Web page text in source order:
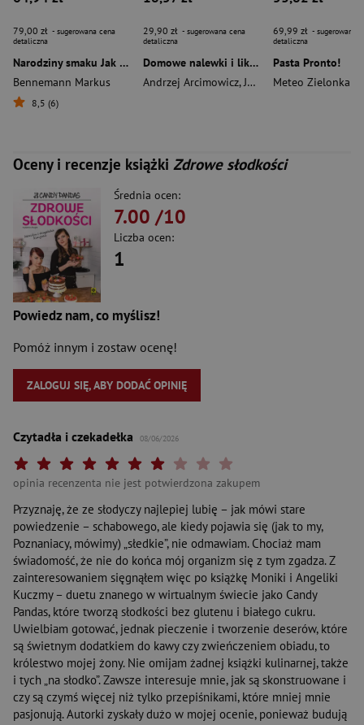
79,00 zł - sugerowana cena
detaliczna
Narodziny smaku Jak natura stworzyła nasze ulubione potrawy i używki
Bennemann Markus
8,5 (6)
29,90 zł - sugerowana cena
detaliczna
Domowe nalewki i likiery
Andrzej Arcimowicz,Józef Barecki
69,99 zł - sugerowana
detaliczna
Pasta Pronto!
Meteo Zielonka
Oceny i recenzje książki Zdrowe słodkości
Średnia ocen:
7.00 /10
Liczba ocen:
1
Powiedz nam, co myślisz!
Pomóż innym i zostaw ocenę!
ZALOGUJ SIĘ, ABY DODAĆ OPINIĘ
Czytadła i czekadełka 08/06/2026
Twoja ocena: Arcydzieło
Twoja ocena: Wybitna 9/10"
Twoja ocena: Rewelacyjna 8/10"
Twoja ocena: Bardzo dobra 7/10"
Twoja ocena: Dobra 6/10"
Twoja ocena: Przeciętna 5/10"
Twoja ocena: Może być 4/10"
Twoja ocena: Słaba 3/10"
Twoja ocena: Bardzo słaba 2/10"
Twoja ocena: Beznadziejna 1/10"
opinia recenzenta nie jest potwierdzona zakupem
Przyznaję, że ze słodyczy najlepiej lubię – jak mówi stare
powiedzenie – schabowego, ale kiedy pojawia się (jak to my,
Poznaniacy, mówimy) „słedkie”, nie odmawiam. Chociaż mam
świadomość, że nie do końca mój organizm się z tym zgadza. Z
zainteresowaniem sięgnąłem więc po książkę Moniki i Angeliki
Kuczmy – duetu znanego w wirtualnym świecie jako Candy
Pandas, które tworzą słodkości bez glutenu i białego cukru.
Uwielbiam gotować, jednak pieczenie i tworzenie deserów, które
są świetnym dodatkiem do kawy czy zwieńczeniem obiadu, to
królestwo mojej żony. Nie omijam żadnej książki kulinarnej, także
i tych „na słodko”. Zawsze interesuje mnie, jak są skonstruowane i
czy są czymś więcej niż tylko przepiśnikami, które mniej mnie
pasjonują. Autorki zyskały dużo w mojej ocenie, ponieważ budują